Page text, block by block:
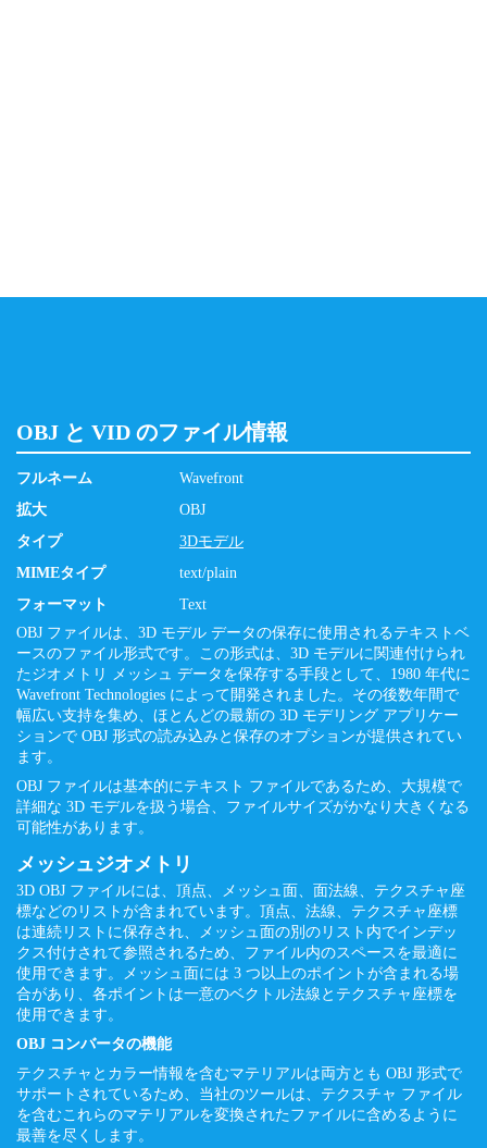
OBJ と VID のファイル情報
フルネーム
Wavefront
拡大
OBJ
タイプ
3Dモデル
MIMEタイプ
text/plain
フォーマット
Text
OBJ ファイルは、3D モデル データの保存に使用されるテキストベ
ースのファイル形式です。この形式は、3D モデルに関連付けられ
たジオメトリ メッシュ データを保存する手段として、1980 年代に
Wavefront Technologies によって開発されました。その後数年間で
幅広い支持を集め、ほとんどの最新の 3D モデリング アプリケー
ションで OBJ 形式の読み込みと保存のオプションが提供されてい
ます。
OBJ ファイルは基本的にテキスト ファイルであるため、大規模で
詳細な 3D モデルを扱う場合、ファイルサイズがかなり大きくなる
可能性があります。
メッシュジオメトリ
3D OBJ ファイルには、頂点、メッシュ面、面法線、テクスチャ座
標などのリストが含まれています。頂点、法線、テクスチャ座標
は連続リストに保存され、メッシュ面の別のリスト内でインデッ
クス付けされて参照されるため、ファイル内のスペースを最適に
使用できます。メッシュ面には 3 つ以上のポイントが含まれる場
合があり、各ポイントは一意のベクトル法線とテクスチャ座標を
使用できます。
OBJ コンバータの機能
テクスチャとカラー情報を含むマテリアルは両方とも OBJ 形式で
サポートされているため、当社のツールは、テクスチャ ファイル
を含むこれらのマテリアルを変換されたファイルに含めるように
最善を尽くします。